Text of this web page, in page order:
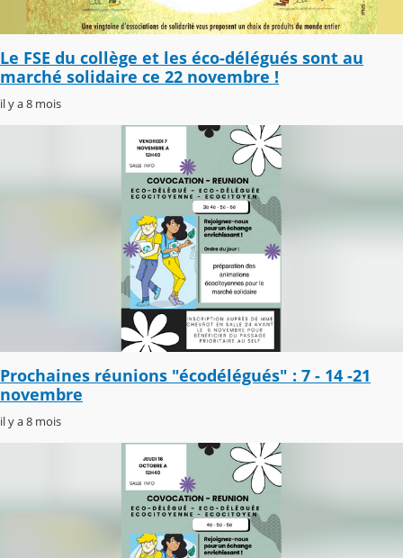
Le FSE du collège et les éco-délégués sont au
marché solidaire ce 22 novembre !
il y a 8 mois
Prochaines réunions "écodélégués" : 7 - 14 -21
novembre
il y a 8 mois